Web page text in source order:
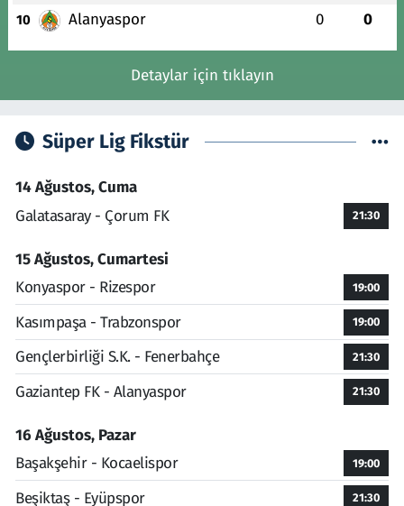
10 Alanyaspor 0 0
Detaylar için tıklayın
Süper Lig Fikstür
14 Ağustos, Cuma
Galatasaray - Çorum FK
21:30
15 Ağustos, Cumartesi
Konyaspor - Rizespor
19:00
Kasımpaşa - Trabzonspor 19:00
Gençlerbirliği S.K. - Fenerbahçe 21:30
Gaziantep FK - Alanyaspor 21:30
16 Ağustos, Pazar
Başakşehir - Kocaelispor
19:00
Beşiktaş - Eyüpspor 21:30